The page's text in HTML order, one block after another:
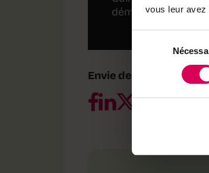
vous leur
du
consentement
démouler.
Envie de partager ?